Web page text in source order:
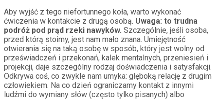
Aby wyjść z tego niefortunnego koła, warto wykonać
ćwiczenia w kontakcie z drugą osobą. Uwaga: to trudna
podróż pod prąd rzeki nawyków. Szczególnie, jeśli osoba,
przed którą stoimy, jest nam mało znana. Umiejętność
otwierania się na taką osobę w sposób, który jest wolny od
przeświadczeń i przekonań, kalek mentalnych, przeniesień i
projekcji, daje szczególny rodzaj doświadczenia i satysfakcji.
Odkrywa coś, co zwykle nam umyka: głęboką relację z drugim
człowiekiem. Na co dzień ograniczamy kontakt z innymi
ludźmi do wymiany słów (często tylko pisanych) albo